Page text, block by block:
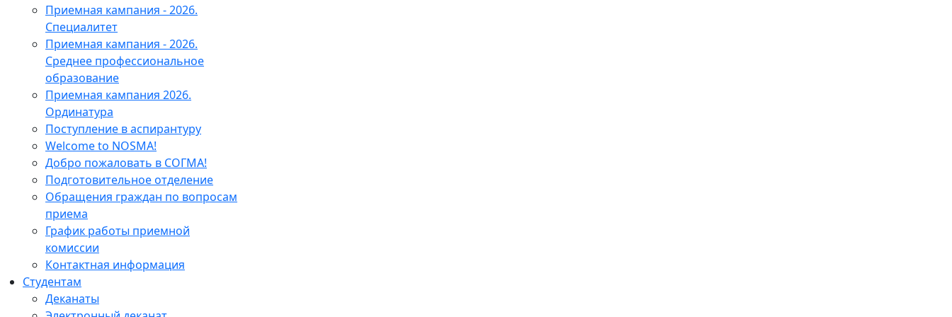
Приемная кампания - 2026.
Специалитет
Приемная кампания - 2026.
Среднее профессиональное
образование
Приемная кампания 2026.
Ординатура
Поступление в аспирантуру
Welcome to NOSMA!
Добро пожаловать в СОГМА!
Подготовительное отделение
Обращения граждан по вопросам
приема
График работы приемной
комиссии
Контактная информация
Студентам
Деканаты